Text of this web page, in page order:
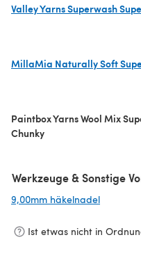
Valley Yarns Superwash
MillaMia Naturally Soft
Paintbox Yarns Wool Mix
Chunky
Werkzeuge & Sonstige
9,00mm häkelnadel
Ist etwas nicht in